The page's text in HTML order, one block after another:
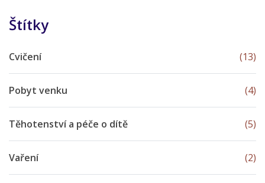
Štítky
Cvičení (13)
Pobyt venku (4)
Těhotenství a péče o dítě (5)
Vaření (2)